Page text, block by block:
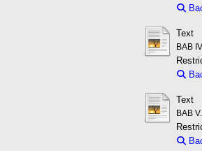
Text
BAB
Text
BAB